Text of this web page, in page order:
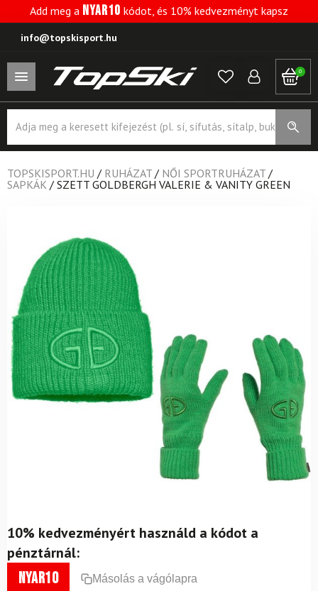
Add meg a NYAR10 kódot, és 10% kedvezményt kapsz
info@topskisport.hu
0
search
TOPSKISPORT.HU / RUHÁZAT / NŐI SPORTRUHÁZAT /
SAPKÁK / SZETT GOLDBERGH VALERIE & VANITY GREEN
10% kedvezményért használd a kódot a
pénztárnál:
nyar10 Másolás a vágólapra